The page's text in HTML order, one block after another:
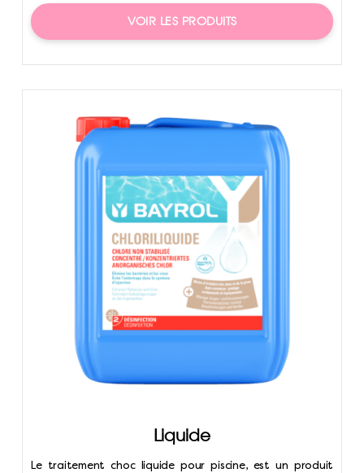
VOIR LES PRODUITS
Liquide
Le traitement choc liquide pour piscine, est un produit